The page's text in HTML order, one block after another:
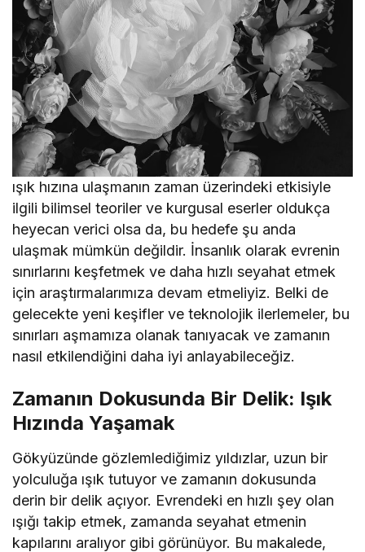
ışık hızına ulaşmanın zaman üzerindeki etkisiyle
ilgili bilimsel teoriler ve kurgusal eserler oldukça
heyecan verici olsa da, bu hedefe şu anda
ulaşmak mümkün değildir. İnsanlık olarak evrenin
sınırlarını keşfetmek ve daha hızlı seyahat etmek
için araştırmalarımıza devam etmeliyiz. Belki de
gelecekte yeni keşifler ve teknolojik ilerlemeler, bu
sınırları aşmamıza olanak tanıyacak ve zamanın
nasıl etkilendiğini daha iyi anlayabileceğiz.
Zamanın Dokusunda Bir Delik: Işık
Hızında Yaşamak
Gökyüzünde gözlemlediğimiz yıldızlar, uzun bir
yolculuğa ışık tutuyor ve zamanın dokusunda
derin bir delik açıyor. Evrendeki en hızlı şey olan
ışığı takip etmek, zamanda seyahat etmenin
kapılarını aralıyor gibi görünüyor. Bu makalede,